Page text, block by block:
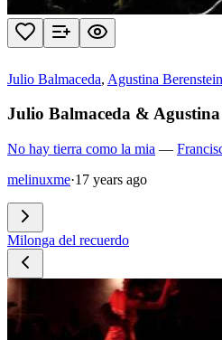
Julio Balmaceda, Agustina Berenstein
Julio Balmaceda &
No hay tierra como la mia —
melinuxme·17 years ago
Milonga del recuerdo